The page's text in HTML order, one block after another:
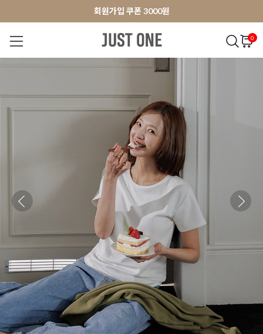
앱 다운로드 10% 할인쿠폰
회원가입 쿠폰 3000원
앱 다운로드 10% 할인쿠폰
0
MADE . J